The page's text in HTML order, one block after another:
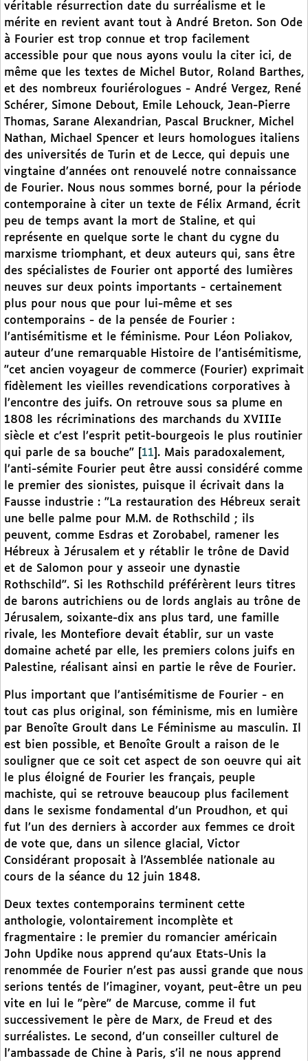
véritable résurrection date du surréalisme et le
mérite en revient avant tout à André Breton. Son Ode
à Fourier est trop connue et trop facilement
accessible pour que nous ayons voulu la citer ici, de
même que les textes de Michel Butor, Roland Barthes,
et des nombreux fouriérologues - André Vergez, René
Schérer, Simone Debout, Emile Lehouck, Jean-Pierre
Thomas, Sarane Alexandrian, Pascal Bruckner, Michel
Nathan, Michael Spencer et leurs homologues italiens
des universités de Turin et de Lecce, qui depuis une
vingtaine d’années ont renouvelé notre connaissance
de Fourier. Nous nous sommes borné, pour la période
contemporaine à citer un texte de Félix Armand, écrit
peu de temps avant la mort de Staline, et qui
représente en quelque sorte le chant du cygne du
marxisme triomphant, et deux auteurs qui, sans être
des spécialistes de Fourier ont apporté des lumières
neuves sur deux points importants - certainement
plus pour nous que pour lui-même et ses
contemporains - de la pensée de Fourier :
l’antisémitisme et le féminisme. Pour Léon Poliakov,
auteur d’une remarquable Histoire de l’antisémitisme,
"cet ancien voyageur de commerce (Fourier) exprimait
fidèlement les vieilles revendications corporatives à
l’encontre des juifs. On retrouve sous sa plume en
1808 les récriminations des marchands du XVIIIe
siècle et c’est l’esprit petit-bourgeois le plus routinier
qui parle de sa bouche"
11 . Mais paradoxalement,
l’anti-sémite Fourier peut être aussi considéré comme
le premier des sionistes, puisque il écrivait dans la
Fausse industrie : "La restauration des Hébreux serait
une belle palme pour M.M. de Rothschild ; ils
peuvent, comme Esdras et Zorobabel, ramener les
Hébreux à Jérusalem et y rétablir le trône de David
et de Salomon pour y asseoir une dynastie
Rothschild". Si les Rothschild préférèrent leurs titres
de barons autrichiens ou de lords anglais au trône de
Jérusalem, soixante-dix ans plus tard, une famille
rivale, les Montefiore devait établir, sur un vaste
domaine acheté par elle, les premiers colons juifs en
Palestine, réalisant ainsi en partie le rêve de Fourier.
Plus important que l’antisémitisme de Fourier - en
tout cas plus original, son féminisme, mis en lumière
par Benoîte Groult dans Le Féminisme au masculin. Il
est bien possible, et Benoîte Groult a raison de le
souligner que ce soit cet aspect de son oeuvre qui ait
le plus éloigné de Fourier les français, peuple
machiste, qui se retrouve beaucoup plus facilement
dans le sexisme fondamental d’un Proudhon, et qui
fut l’un des derniers à accorder aux femmes ce droit
de vote que, dans un silence glacial, Victor
Considérant proposait à l’Assemblée nationale au
cours de la séance du 12 juin 1848.
Deux textes contemporains terminent cette
anthologie, volontairement incomplète et
fragmentaire : le premier du romancier américain
John Updike nous apprend qu’aux Etats-Unis la
renommée de Fourier n’est pas aussi grande que nous
serions tentés de l’imaginer, voyant, peut-être un peu
vite en lui le "père" de Marcuse, comme il fut
successivement le père de Marx, de Freud et des
surréalistes. Le second, d’un conseiller culturel de
l’ambassade de Chine à Paris, s’il ne nous apprend